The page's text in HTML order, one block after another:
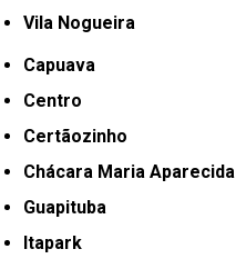
Vila Nogueira
Capuava
Centro
Certãozinho
Chácara Maria Aparecida
Guapituba
Itapark